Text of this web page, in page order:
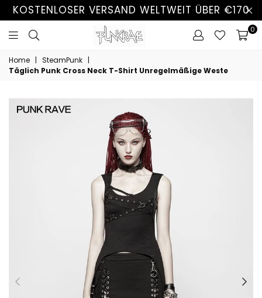
KOSTENLOSER VERSAND WELTWEIT ÜBER €170
0
Home | SteamPunk |
Täglich Punk Cross Neck T-Shirt Unregelmäßige Weste